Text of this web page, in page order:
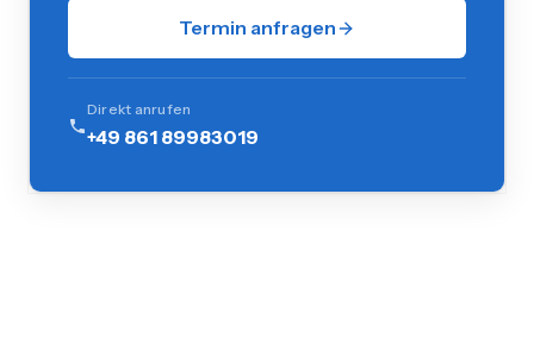
Termin anfragen
Direkt anrufen
+49 861 89983019